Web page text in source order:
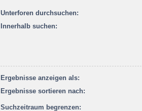
Unterforen durchsuchen:
Innerhalb suchen:
Ergebnisse anzeigen als:
Ergebnisse sortieren nach:
Suchzeitraum begrenzen: